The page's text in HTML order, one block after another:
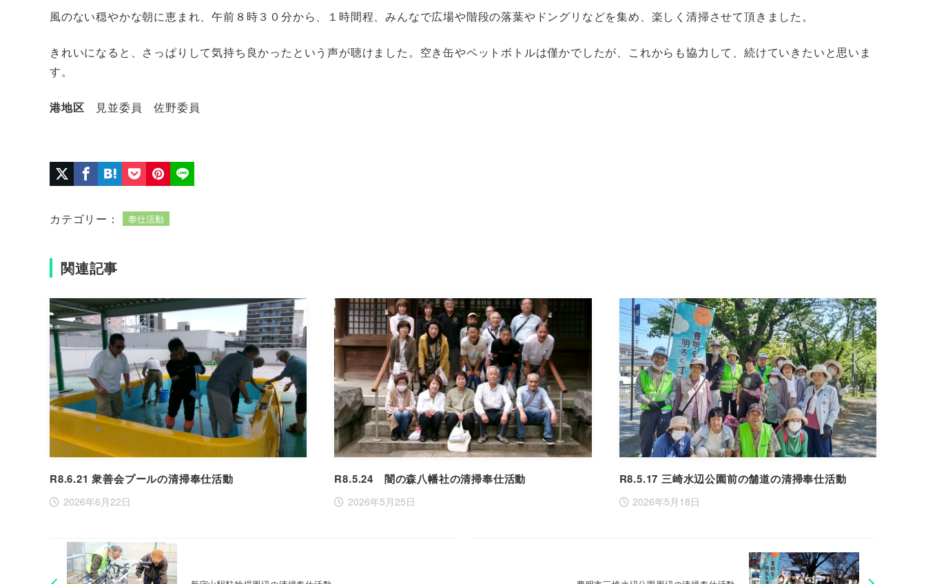
風のない穏やかな朝に恵まれ、午前８時３０分から、１時間程、みんなで広場や階段の落葉やドングリなどを集め、楽しく清掃させて頂きました。
きれいになると、さっぱりして気持ち良かったという声が聴けました。空き缶やペットボトルは僅かでしたが、これからも協力して、続けていきたいと思いま
す。
港地区 見並委員 佐野委員
カテゴリー： 奉仕活動
関連記事
R8.6.21 衆善会プールの清掃奉仕活動
2026年6月22日
R8.5.24 闇の森八幡社の清掃奉仕活動
2026年5月25日
R8.5.17 三崎水辺公園前の舗道の清掃奉仕活動
2026年5月18日